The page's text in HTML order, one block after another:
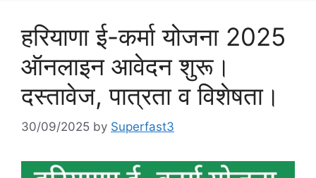
हरियाणा ई-कर्मा योजना 2025
ऑनलाइन आवेदन शुरू।
दस्तावेज, पात्रता व विशेषता।
30/09/2025 by Superfast3